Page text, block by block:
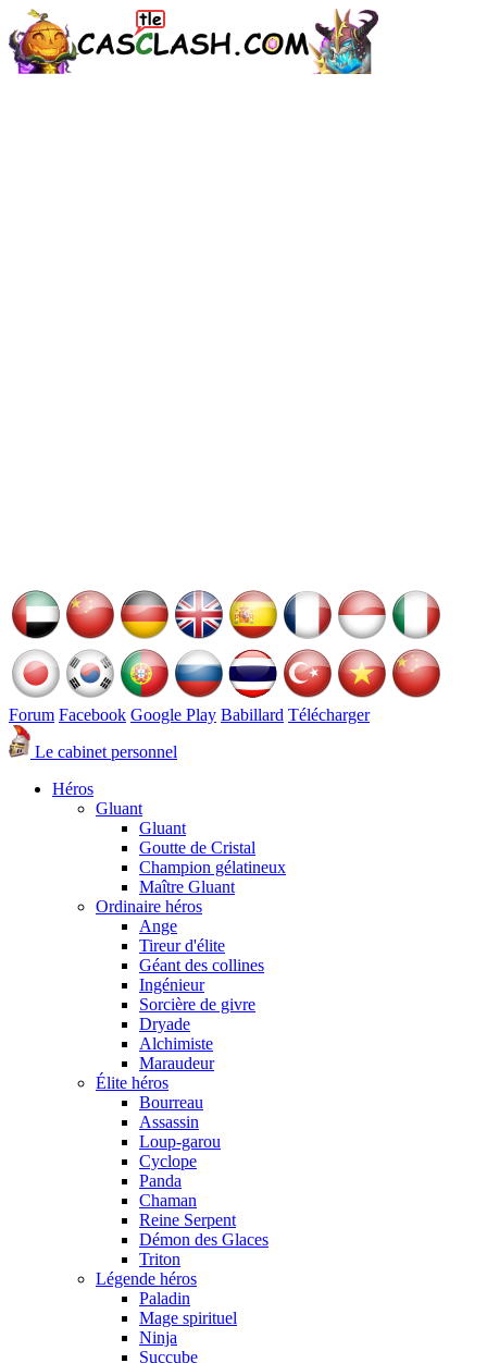
Forum Facebook Google Play Babillard Télécharger
Le cabinet personnel
Héros
Gluant
Gluant
Goutte de Cristal
Champion gélatineux
Maître Gluant
Ordinaire héros
Ange
Tireur d'élite
Géant des collines
Ingénieur
Sorcière de givre
Dryade
Alchimiste
Maraudeur
Élite héros
Bourreau
Assassin
Loup-garou
Cyclope
Panda
Chaman
Reine Serpent
Démon des Glaces
Triton
Légende héros
Paladin
Mage spirituel
Ninja
Succube